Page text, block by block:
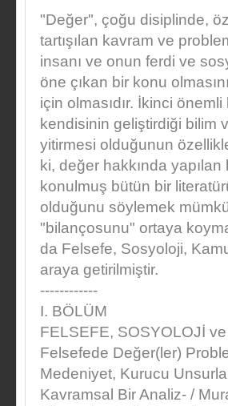
"Değer", çoğu disiplinde,
tartışılan kavram ve
insanı ve onun ferdi ve
öne çıkan bir konu
için olmasıdır. İkinci
kendisinin geliştirdiği bilim
yitirmesi olduğunun
ki, değer hakkında
konulmuş bütün bir
olduğunu söylemek
"bilançosunu" ortaya
da Felsefe, Sosyoloji,
araya getirilmiştir.
------------
I. BÖLÜM
FELSEFE, SOSYOLOJİ
Felsefede Değer(ler)
Medeniyet, Kurucu
Kavramsal Bir Analiz- /